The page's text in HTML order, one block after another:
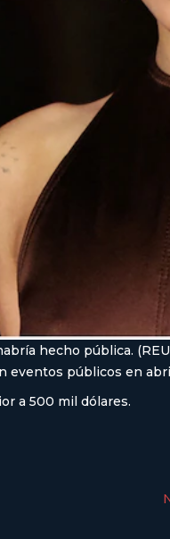
hecho pública.
públicos en
a 500 mil dólares.